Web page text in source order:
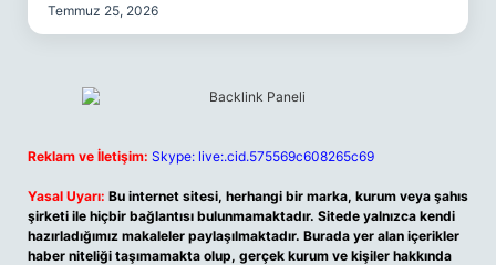
Temmuz 25, 2026
Reklam ve İletişim: Skype: live:.cid.575569c608265c69
Yasal Uyarı: Bu internet sitesi, herhangi bir marka, kurum veya şahıs
şirketi ile hiçbir bağlantısı bulunmamaktadır. Sitede yalnızca kendi
hazırladığımız makaleler paylaşılmaktadır. Burada yer alan içerikler
haber niteliği taşımamakta olup, gerçek kurum ve kişiler hakkında